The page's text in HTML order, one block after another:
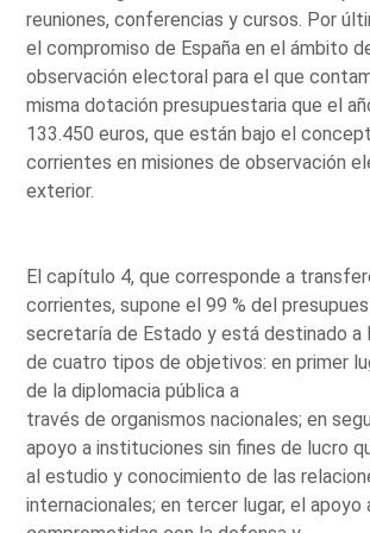
reuniones, conferencias y cursos. Por
el compromiso de España en el ámbito
observación electoral para el que
misma dotación presupuestaria que el
133.450 euros, que están bajo el
corrientes en misiones de observación
exterior.
El capítulo 4, que corresponde a
corrientes, supone el 99 % del
secretaría de Estado y está destinado a
de cuatro tipos de objetivos: en primer
de la diplomacia pública a
través de organismos nacionales; en
apoyo a instituciones sin fines de lucro
al estudio y conocimiento de las
internacionales; en tercer lugar, el apoyo